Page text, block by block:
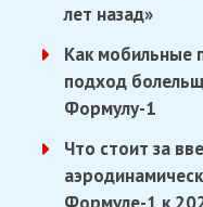
лет назад»
Как мобильные
подход
Формулу-1
Что стоит за